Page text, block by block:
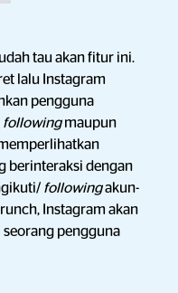
tau akan fitur ini.
lalu Instagram
pengguna
followingmaupun
berinteraksi dengan
followingakun-
Instagram akan
pengguna